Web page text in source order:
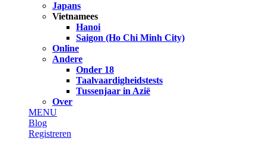
Japans
Vietnamees
Hanoi
Saigon (Ho Chi Minh City)
Online
Andere
Onder 18
Taalvaardigheidstests
Tussenjaar in Azië
Over
MENU
Blog
Registreren